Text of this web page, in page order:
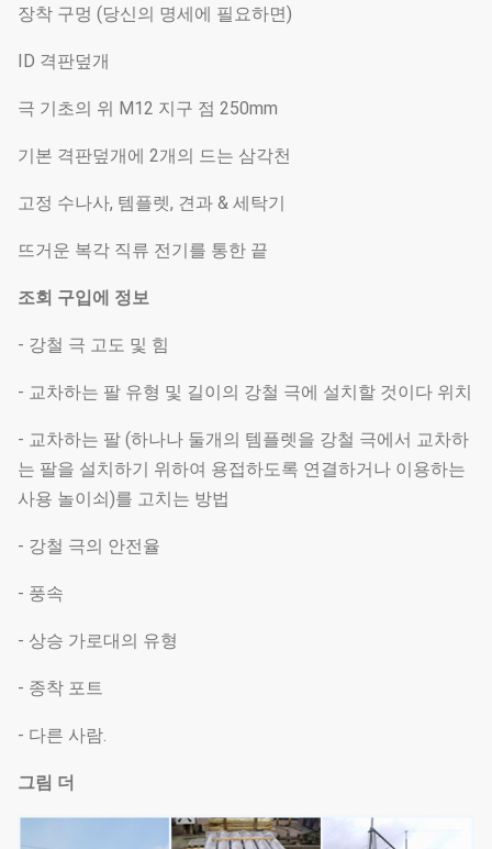
장착 구멍 (당신의 명세에 필요하면)
ID 격판덮개
극 기초의 위 M12 지구 점 250mm
기본 격판덮개에 2개의 드는 삼각천
고정 수나사, 템플렛, 견과 & 세탁기
뜨거운 복각 직류 전기를 통한 끝
조회 구입에 정보
- 강철 극 고도 및 힘
- 교차하는 팔 유형 및 길이의 강철 극에 설치할 것이다 위치
- 교차하는 팔 (하나나 둘개의 템플렛을 강철 극에서 교차하
는 팔을 설치하기 위하여 용접하도록 연결하거나 이용하는
사용 놀이쇠)를 고치는 방법
- 강철 극의 안전율
- 풍속
- 상승 가로대의 유형
- 종착 포트
- 다른 사람.
그림 더